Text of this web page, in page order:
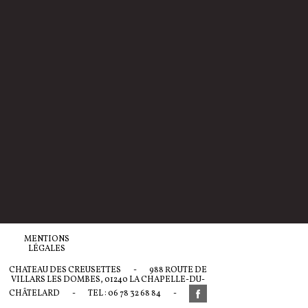
MENTIONS
LÉGALES
CHATEAU DES CREUSETTES -
988 ROUTE DE
VILLARS LES DOMBES, 01240 LA CHAPELLE-DU-
CHÂTELARD
- TEL : 06 78 32 68 84 -